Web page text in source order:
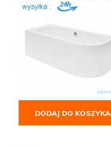
DODAJ DO KOSZYKA